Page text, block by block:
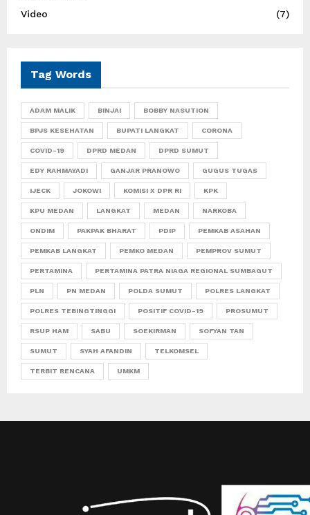
Video
(7)
Tag Words
ADAM MALIK BINJAI BOBBY NASUTION
BPJS KESEHATAN BUPATI LANGKAT CORONA
COVID-19 DPRD MEDAN DPRD SUMUT
EDY RAHMAYADI GANJAR PRANOWO GUGUS TUGAS
IJECK JOKOWI KOMISI X DPR RI KPK
KPU MEDAN LANGKAT MEDAN NARKOBA
ONDIM PAKPAK BHARAT PDIP PEMKAB ASAHAN
PEMKAB LANGKAT PEMKO MEDAN PEMPROV SUMUT
PERTAMINA PERTAMINA PATRA NIAGA REGIONAL SUMBAGUT
PLN PN MEDAN POLDA SUMUT POLRES LANGKAT
POLRES TEBINGTINGGI POSITIF COVID-19 PROSUMUT
RSUP HAM SABU SOEKIRMAN SOFYAN TAN
SUMUT SYAH AFANDIN TELKOMSEL
TERBIT RENCANA UMKM